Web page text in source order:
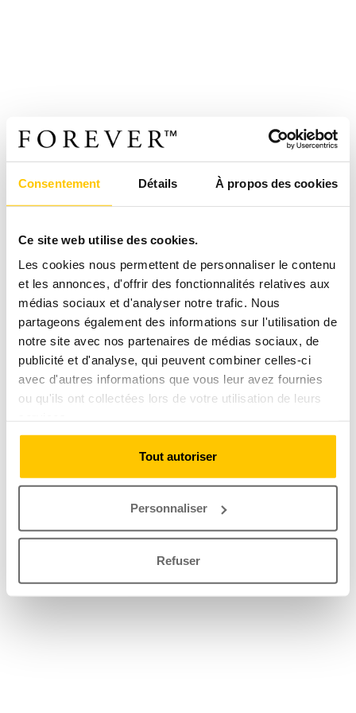
Consentement Détails À propos des cookies
Ce site web utilise des cookies.
Les cookies nous permettent de personnaliser le contenu
et les annonces, d'offrir des fonctionnalités relatives aux
médias sociaux et d'analyser notre trafic. Nous
partageons également des informations sur l'utilisation de
notre site avec nos partenaires de médias sociaux, de
publicité et d'analyse, qui peuvent combiner celles-ci
avec d'autres informations que vous leur avez fournies
ou qu'ils ont collectées lors de votre utilisation de leurs
Tout autoriser
Personnaliser
Refuser